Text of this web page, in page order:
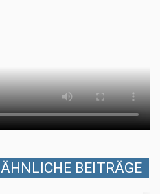
ÄHNLICHE BEITRÄGE